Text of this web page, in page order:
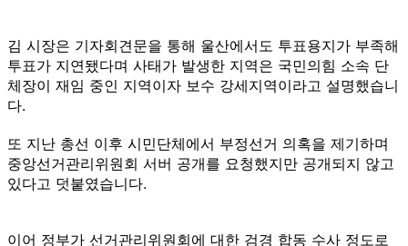
김 시장은 기자회견문을 통해 울산에서도 투표용지가 부족해
투표가 지연됐다며 사태가 발생한 지역은 국민의힘 소속 단
체장이 재임 중인 지역이자 보수 강세지역이라고 설명했습니
다.
또 지난 총선 이후 시민단체에서 부정선거 의혹을 제기하며
중앙선거관리위원회 서버 공개를 요청했지만 공개되지 않고
있다고 덧붙였습니다.
이어 정부가 선거관리위원회에 대한 검경 합동 수사 정도로